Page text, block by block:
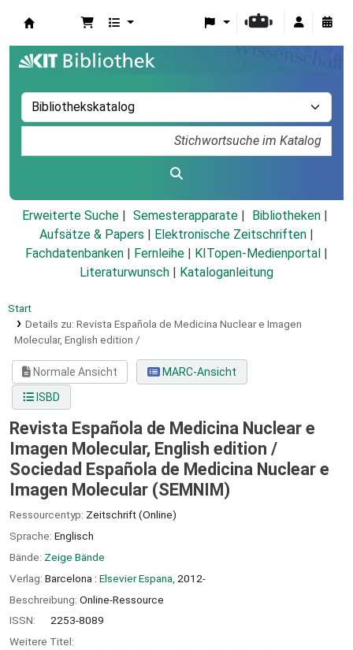
Erweiterte Suche Semesterapparate
Bibliotheken
Aufsätze & Papers
Elektronische Zeitschriften
Fachdatenbanken
Fernleihe KITopen-Medienportal
Literaturwunsch
Kataloganleitung
Start
Details zu: Revista Española de Medicina Nuclear e Imagen
Molecular, English edition /
Normale Ansicht
MARC-Ansicht
ISBD
Revista Española de Medicina Nuclear e
Imagen Molecular, English edition /
Sociedad Española de Medicina Nuclear e
Imagen Molecular (SEMNIM)
Ressourcentyp: Zeitschrift (Online)
Sprache: Englisch
Bände: Zeige Bände
Verlag: Barcelona : Elsevier Espana, 2012-
Beschreibung: Online-Ressource
ISSN:
2253-8089
Weitere Titel: